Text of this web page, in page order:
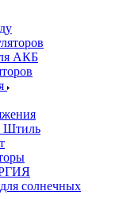
АКБ
Штиль
солнечных